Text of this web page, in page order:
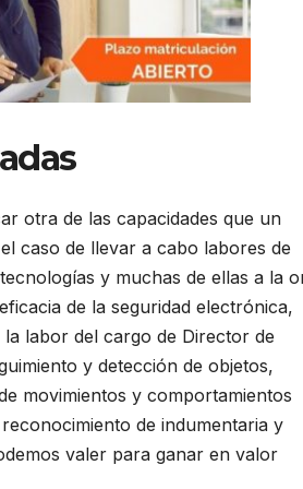
otra de las capacidades que un
caso de llevar a cabo labores de
y muchas de ellas a la
de la seguridad electrónica,
labor del cargo de Director de
y detección de objetos,
movimientos y comportamientos
de indumentaria y
valer para ganar en valor